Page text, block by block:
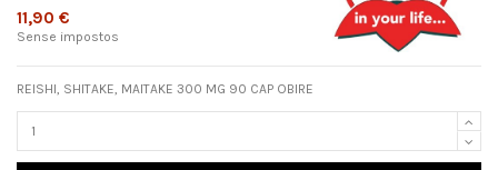
11,90 €
Sense impostos
REISHI, SHITAKE, MAITAKE 300 MG 90 CAP OBIRE